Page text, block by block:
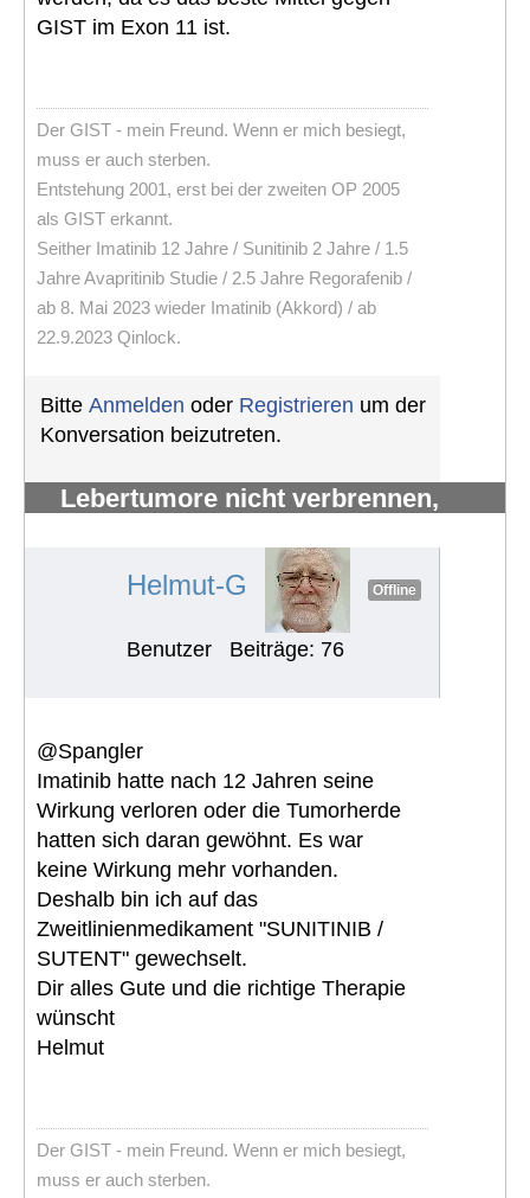
GIST im Exon 11 ist.
Der GIST - mein Freund. Wenn er mich besiegt,
muss er auch sterben.
Entstehung 2001, erst bei der zweiten OP 2005
als GIST erkannt.
Seither Imatinib 12 Jahre / Sunitinib 2 Jahre / 1.5
Jahre Avapritinib Studie / 2.5 Jahre Regorafenib /
ab 8. Mai 2023 wieder Imatinib (Akkord) / ab
22.9.2023 Qinlock.
Bitte Anmelden oder Registrieren um der
Konversation beizutreten.
Lebertumore nicht verbrennen,
Helmut-G Offline
Benutzer Beiträge: 76
@Spangler
Imatinib hatte nach 12 Jahren seine
Wirkung verloren oder die Tumorherde
hatten sich daran gewöhnt. Es war
keine Wirkung mehr vorhanden.
Deshalb bin ich auf das
Zweitlinienmedikament "SUNITINIB /
SUTENT" gewechselt.
Dir alles Gute und die richtige Therapie
wünscht
Helmut
Der GIST - mein Freund. Wenn er mich besiegt,
muss er auch sterben.